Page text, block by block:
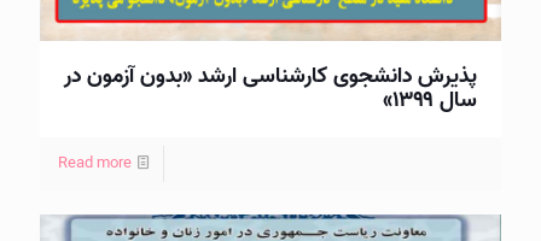
پذیرش دانشجوی کارشناسی ارشد «بدون آزمون در
سال ۱۳۹۹»
Read more